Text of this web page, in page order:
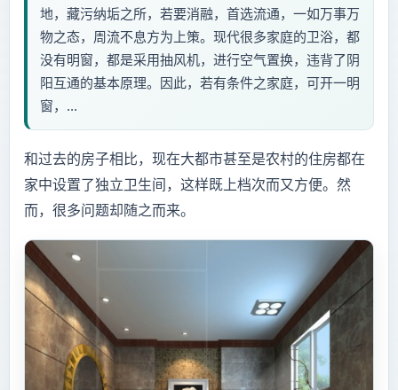
地，藏污纳垢之所，若要消融，首选流通，一如万事万
物之态，周流不息方为上策。现代很多家庭的卫浴，都
没有明窗，都是采用抽风机，进行空气置换，违背了阴
阳互通的基本原理。因此，若有条件之家庭，可开一明
窗，...
和过去的房子相比，现在大都市甚至是农村的住房都在
家中设置了独立卫生间，这样既上档次而又方便。然
而，很多问题却随之而来。